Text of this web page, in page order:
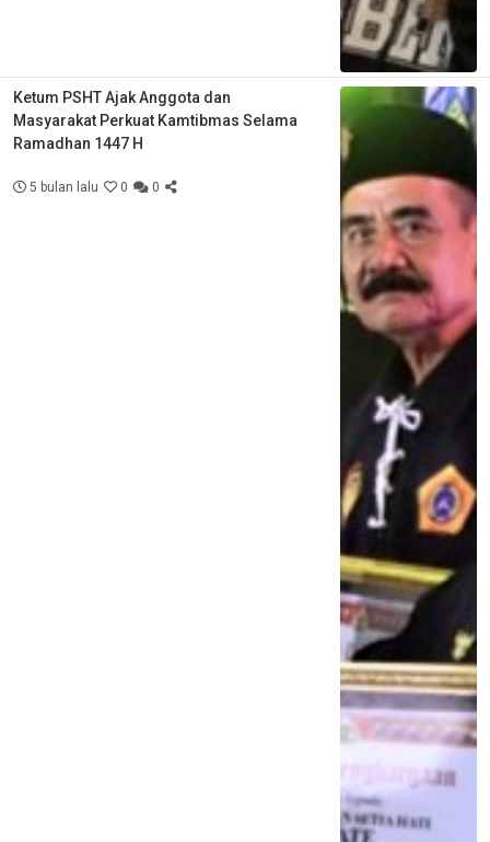
Ketum PSHT Ajak Anggota dan
Masyarakat Perkuat Kamtibmas Selama
Ramadhan 1447 H
5 bulan lalu 0 0